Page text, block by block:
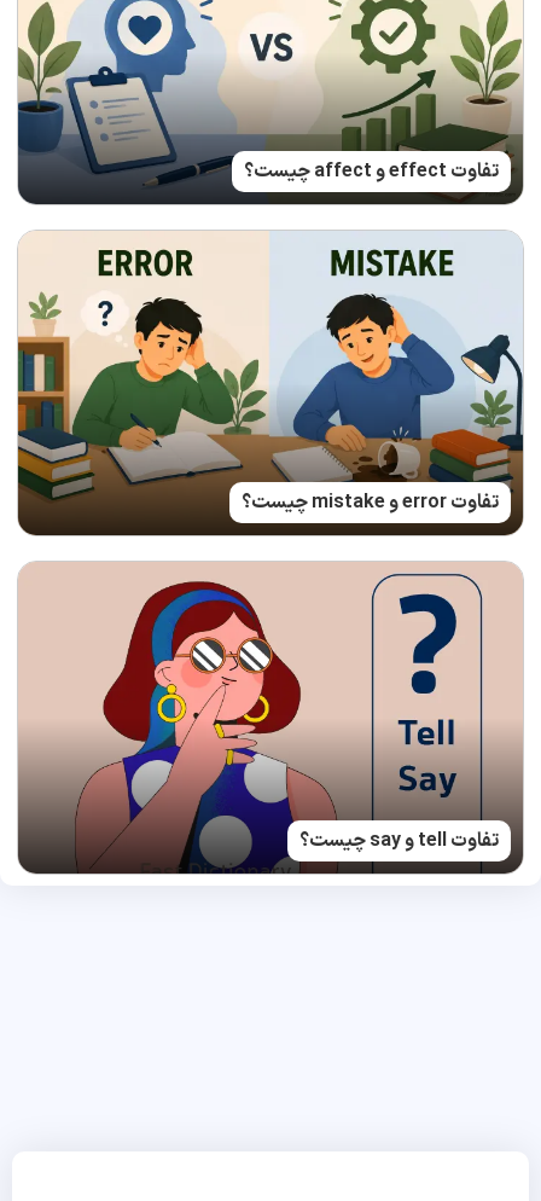
تفاوت effect و affect چیست؟
تفاوت error و mistake چیست؟
تفاوت tell و say چیست؟